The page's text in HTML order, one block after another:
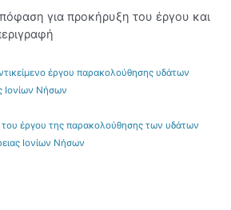
για προκήρυξη του έργου και
έργου παρακολούθησης υδάτων
Ιονίων Νήσων
έργου της παρακολούθησης των υδάτων
Ιονίων Νήσων